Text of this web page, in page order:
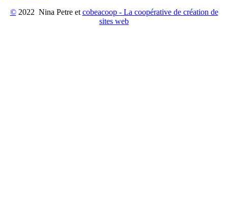
©2022 Nina Petre et cobeacoop - La coopérative de création de
sites web